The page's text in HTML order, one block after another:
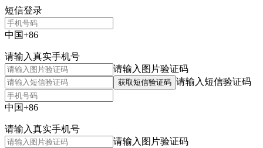
短信登录
中国+86
请输入真实手机号
请输入图片验证码
获取短信验证码 请输入短信验证码
中国+86
请输入真实手机号
请输入图片验证码